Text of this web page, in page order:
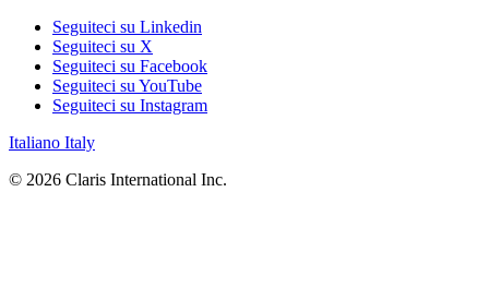
Seguiteci su Linkedin
Seguiteci su X
Seguiteci su Facebook
Seguiteci su YouTube
Seguiteci su Instagram
Italiano Italy
© 2026 Claris International Inc.